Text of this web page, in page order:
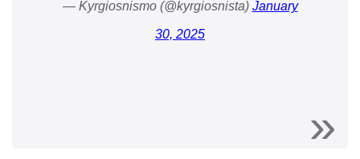
— Kyrgiosnismo (@kyrgiosnista) January
30, 2025